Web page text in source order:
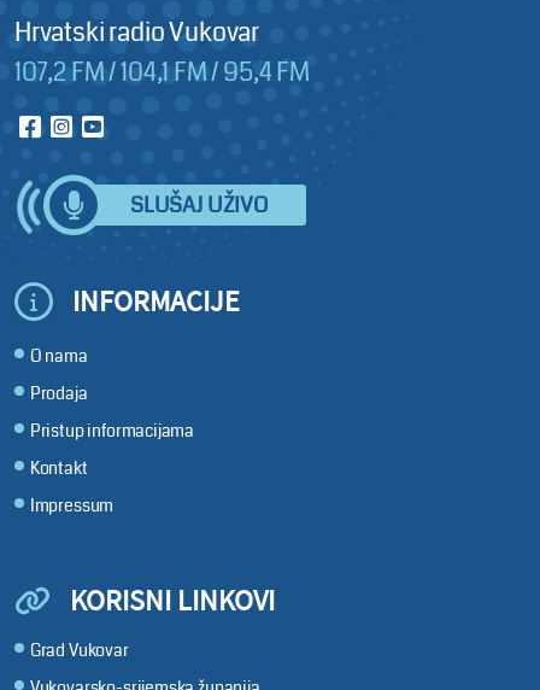
Hrvatski radio Vukovar
107,2 FM / 104,1 FM / 95,4 FM
SLUŠAJ UŽIVO
INFORMACIJE
O nama
Prodaja
Pristup informacijama
Kontakt
Impressum
KORISNI LINKOVI
Grad Vukovar